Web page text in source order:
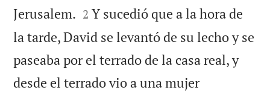
Jerusalem. 

2 Y sucedió que a la hora de
la tarde, David se levantó de su lecho y se
paseaba por el terrado de la casa real, y
desde el terrado vio a una mujer